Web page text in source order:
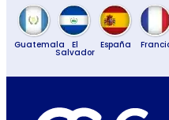
Guatemala El
Salvador
España